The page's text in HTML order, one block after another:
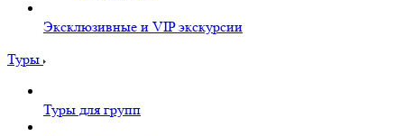
Эксклюзивные и VIP экскурсии
Туры
Туры для групп